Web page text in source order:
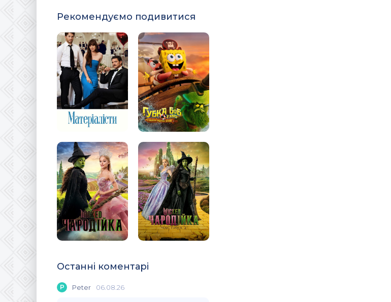
Рекомендуємо подивитися
Останні коментарі
P Peter 06.08.26